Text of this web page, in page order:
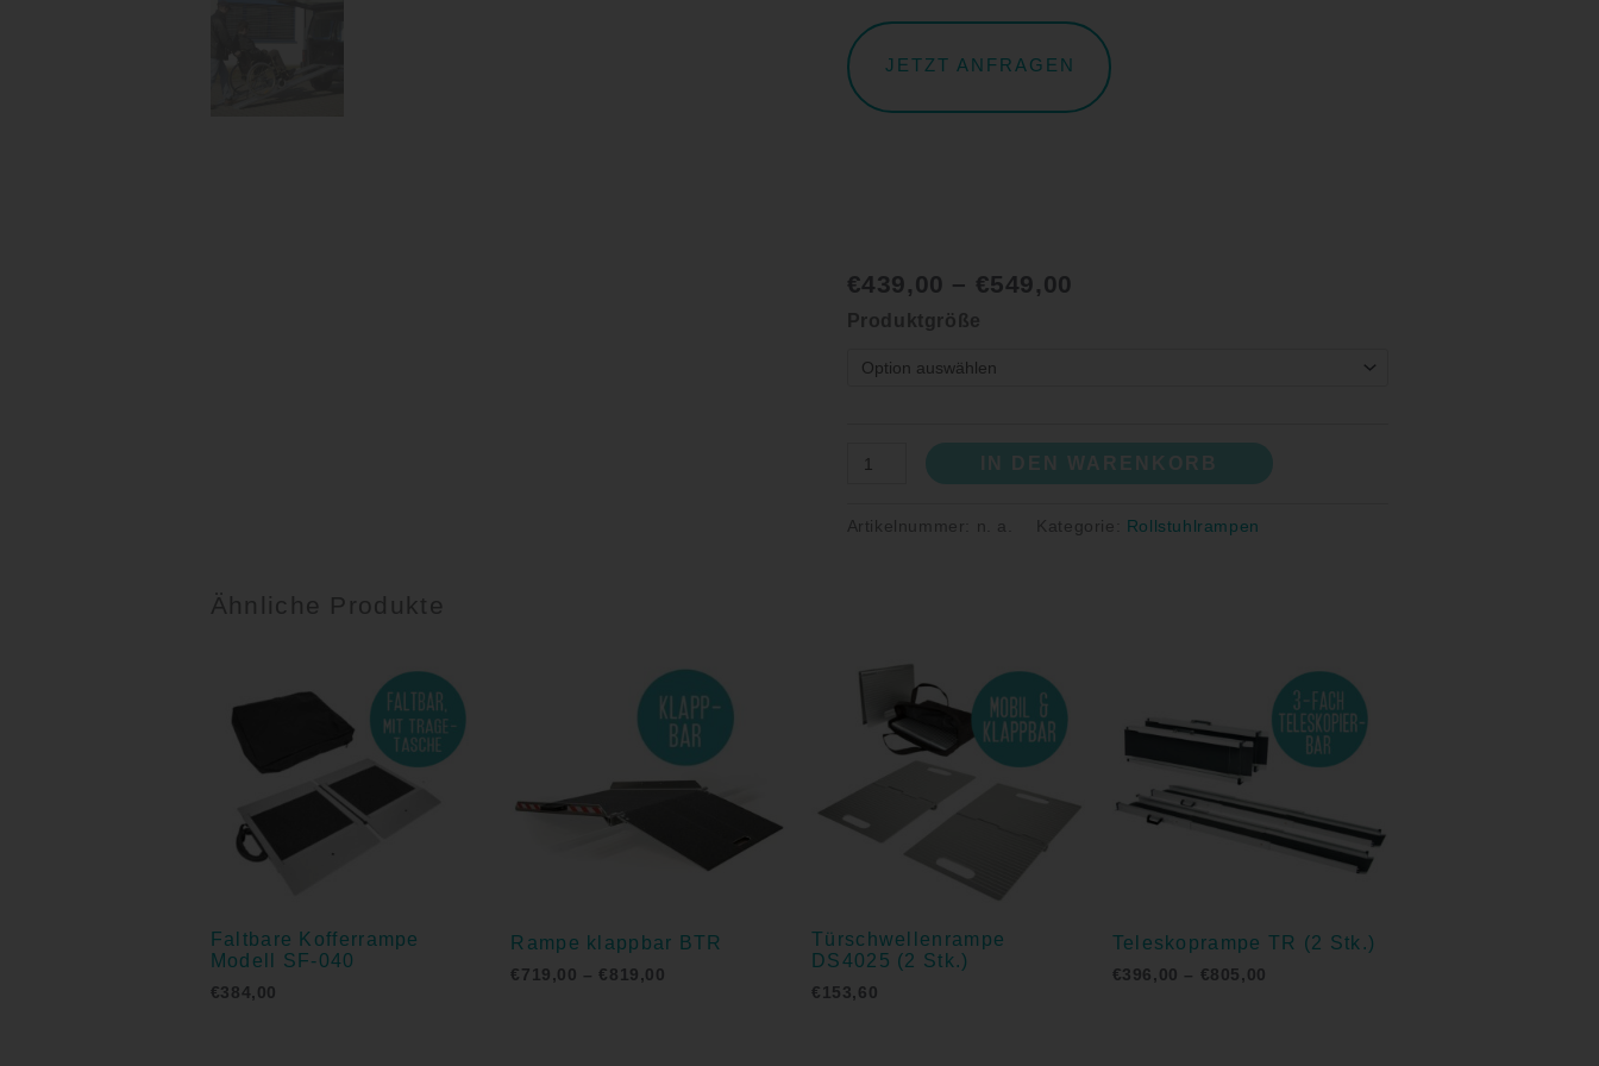
JETZT ANFRAGEN
€439,00 – €549,00
Produktgröße
IN DEN WARENKORB
Artikelnummer: n. a. Kategorie: Rollstuhlrampen
Ähnliche Produkte
Faltbare Kofferrampe
Modell SF-040
€384,00
Rampe klappbar BTR
€719,00 –€819,00
€719,00
€819,00
Türschwellenrampe
DS4025 (2 Stk.)
€153,60
Teleskoprampe TR (2 Stk.)
€396,00 – €805,00
€396,00
bis
€805,00